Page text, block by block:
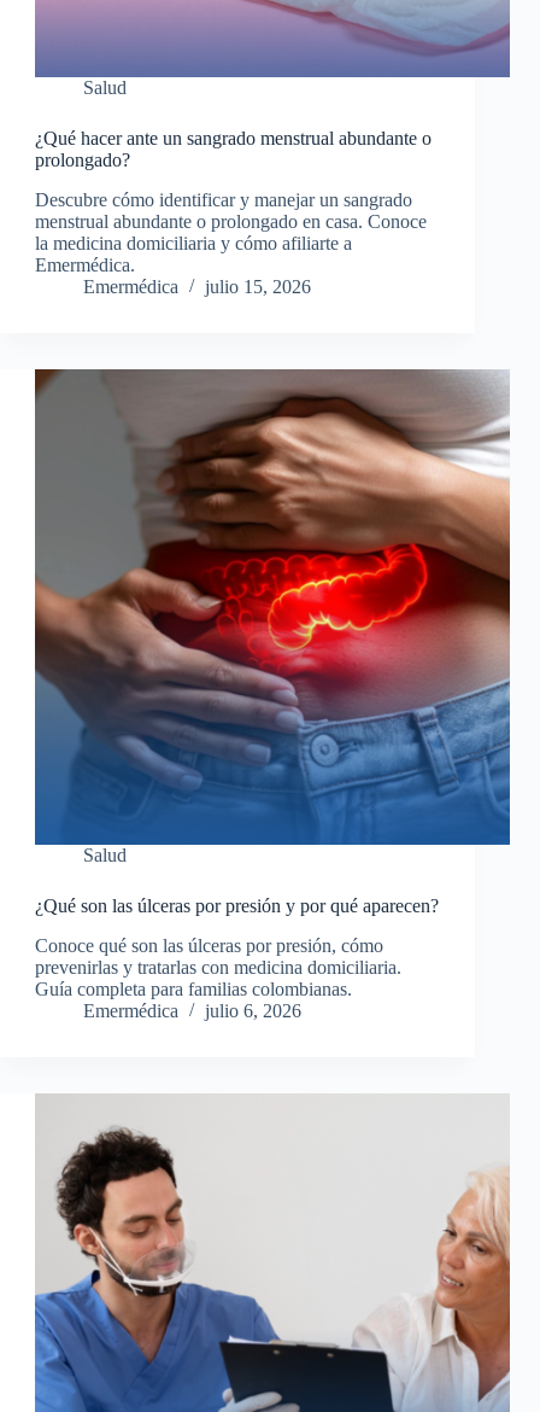
Salud
¿Qué hacer ante un sangrado menstrual abundante o
prolongado?
Descubre cómo identificar y manejar un sangrado
menstrual abundante o prolongado en casa. Conoce
la medicina domiciliaria y cómo afiliarte a
Emermédica.
Emermédica
julio 15, 2026
Salud
¿Qué son las úlceras por presión y por qué aparecen?
Conoce qué son las úlceras por presión, cómo
prevenirlas y tratarlas con medicina domiciliaria.
Guía completa para familias colombianas.
Emermédica
julio 6, 2026